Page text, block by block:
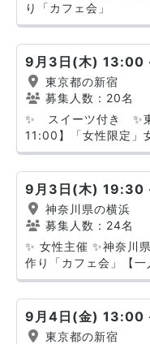
り「カフェ会」
9月3日(木) 13:00
東京都の新宿
募集人数：20名
✨ スイーツ付き ✨
11:00】「女性限定」
9月3日(木) 19:30
神奈川県の横浜
募集人数：24名
✨ 女性主催 ✨神奈川
作り「カフェ会」【一
9月4日(金) 13:00
東京都の新宿